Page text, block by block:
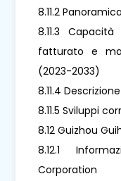
8.11.2
8.11.3
fatturato e
(2023-2033)
8.11.4
8.11.5 Sviluppi
8.12 Guizhou
8.12.1
Corporation